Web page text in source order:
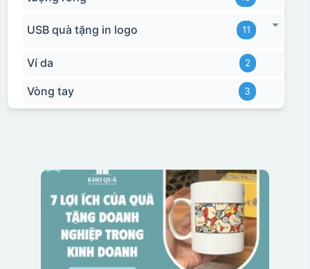
USB quà tặng in logo 11
Ví da 2
Vòng tay 3